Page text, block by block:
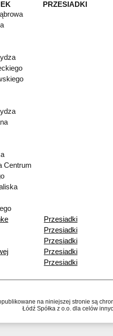
PRZESIADKI
Centrum
Przesiadki
Przesiadki
Przesiadki
Przesiadki
Przesiadki
na niniejszej stronie są
Łódź Spółka z o.o. dla celów